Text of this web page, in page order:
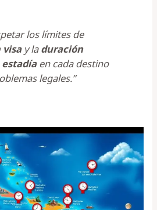
los límites de
visay laduración
en cada destino
legales.”